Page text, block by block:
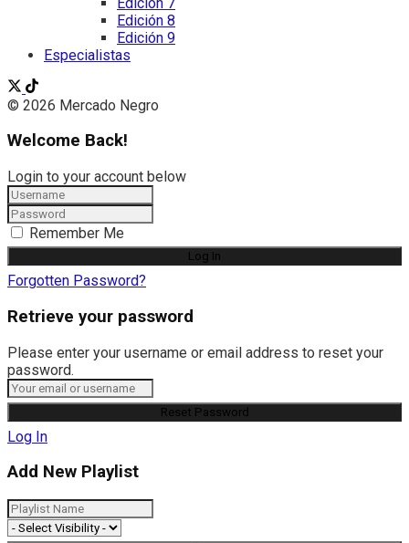
Edición 8
Edición 9
Especialistas
© 2026 Mercado Negro
Welcome Back!
Login to your account below
Remember Me
Forgotten Password?
Retrieve your password
Please enter your username or email address to reset your
password.
Log In
Add New Playlist